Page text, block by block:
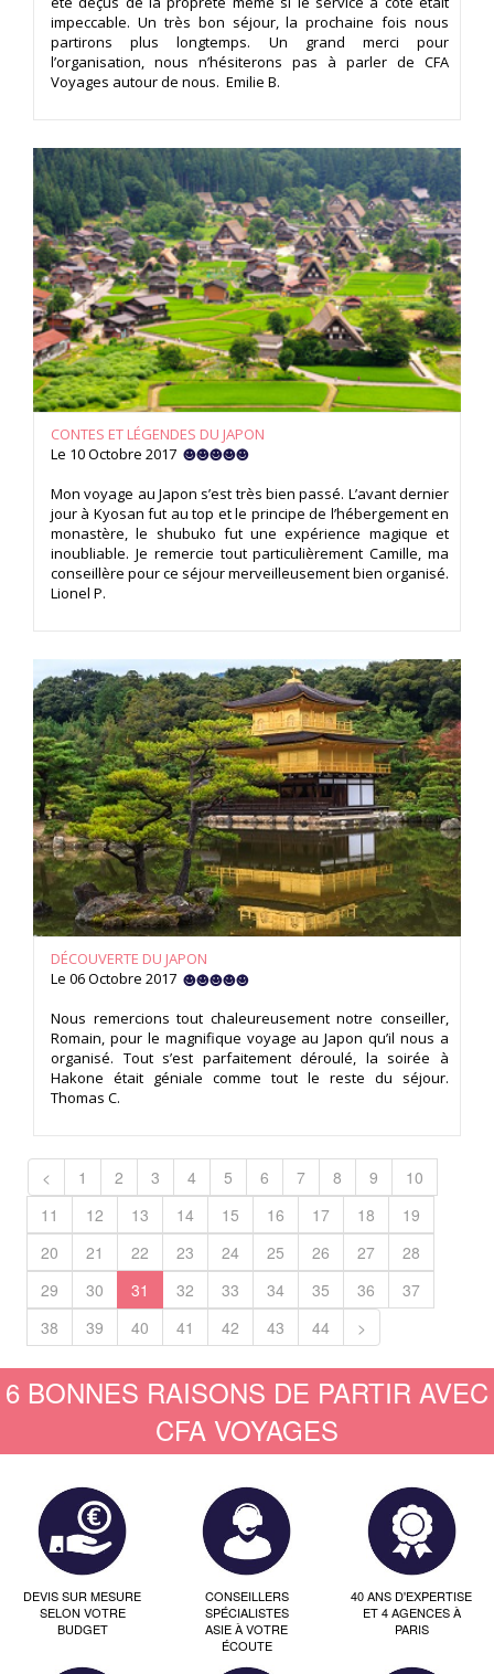
impeccable. Un très bon séjour, la prochaine fois nous
partirons plus longtemps. Un grand merci pour
l’organisation, nous n’hésiterons pas à parler de CFA
Voyages autour de nous. Emilie B.
CONTES ET LÉGENDES DU JAPON
Le 10 Octobre 2017
Mon voyage au Japon s’est très bien passé. L’avant dernier
jour à Kyosan fut au top et le principe de l’hébergement en
monastère, le shubuko fut une expérience magique et
inoubliable. Je remercie tout particulièrement Camille, ma
conseillère pour ce séjour merveilleusement bien organisé.
Lionel P.
DÉCOUVERTE DU JAPON
Le 06 Octobre 2017
Nous remercions tout chaleureusement notre conseiller,
Romain, pour le magnifique voyage au Japon qu’il nous a
organisé. Tout s’est parfaitement déroulé, la soirée à
Hakone était géniale comme tout le reste du séjour.
Thomas C.
< 1 2 3 4 5 6 7 8 9
10
11
12 13 14 15 16 17 18
19
20
21 22 23 24 25 26 27
28
29
30 31 32 33 34 35 36
37
38
39 40 41 42 43 44 >
6 BONNES RAISONS DE PARTIR AVEC
CFA VOYAGES
DEVIS SUR MESURE
SELON VOTRE
BUDGET
CONSEILLERS
SPÉCIALISTES
ASIE À VOTRE
ÉCOUTE
40 ANS D'EXPERTISE
ET 4 AGENCES À
PARIS